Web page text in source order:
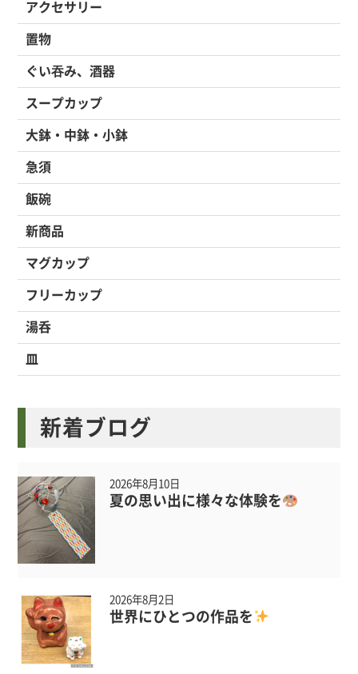
アクセサリー
置物
ぐい吞み、酒器
スープカップ
大鉢・中鉢・小鉢
急須
飯碗
新商品
マグカップ
フリーカップ
湯呑
皿
新着ブログ
2026年8月10日
夏の思い出に様々な体験を
2026年8月2日
世界にひとつの作品を